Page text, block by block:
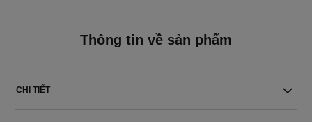
Thông tin về sản phẩm
CHI TIẾT